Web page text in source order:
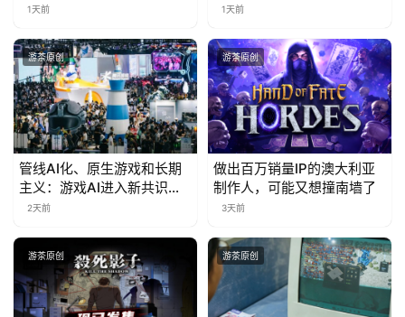
1天前 1天前
游茶原创
管线AI化、原生游戏和长期
主义：游戏AI进入新共识时
代2天前
游茶原创
做出百万销量IP的澳大利亚
制作人，可能又想撞南墙了
3天前
游茶原创 游茶原创